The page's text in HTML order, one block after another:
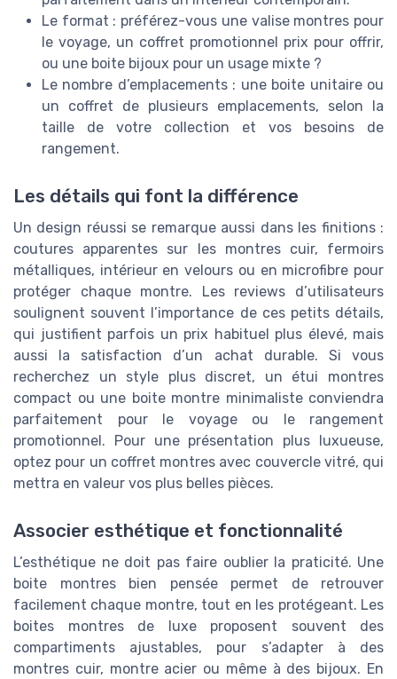
Le format : préférez-vous une valise montres pour
le voyage, un coffret promotionnel prix pour offrir,
ou une boite bijoux pour un usage mixte ?
Le nombre d’emplacements : une boite unitaire ou
un coffret de plusieurs emplacements, selon la
taille de votre collection et vos besoins de
rangement.
Les détails qui font la différence
Un design réussi se remarque aussi dans les finitions :
coutures apparentes sur les montres cuir, fermoirs
métalliques, intérieur en velours ou en microfibre pour
protéger chaque montre. Les reviews d’utilisateurs
soulignent souvent l’importance de ces petits détails,
qui justifient parfois un prix habituel plus élevé, mais
aussi la satisfaction d’un achat durable. Si vous
recherchez un style plus discret, un étui montres
compact ou une boite montre minimaliste conviendra
parfaitement pour le voyage ou le rangement
promotionnel. Pour une présentation plus luxueuse,
optez pour un coffret montres avec couvercle vitré, qui
mettra en valeur vos plus belles pièces.
Associer esthétique et fonctionnalité
L’esthétique ne doit pas faire oublier la praticité. Une
boite montres bien pensée permet de retrouver
facilement chaque montre, tout en les protégeant. Les
boites montres de luxe proposent souvent des
compartiments ajustables, pour s’adapter à des
montres cuir, montre acier ou même à des bijoux. En